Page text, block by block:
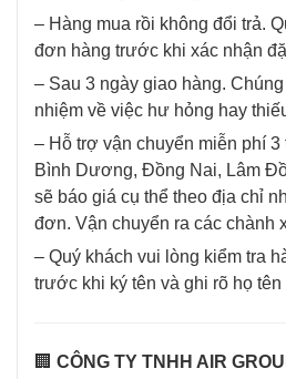
– Hàng mua rồi không đổi trả.
đơn hàng trước khi xác nhận
– Sau 3 ngày giao hàng.
nhiệm về việc hư hỏng hay
– Hỗ trợ vận chuyển miễn phí 3
Bình Dương, Đồng Nai, Lâm
sẽ báo giá cụ thể theo địa chỉ
đơn. Vận chuyển ra các chành
– Quý khách vui lòng kiểm tra
trước khi ký tên và ghi rõ họ
🏢 CÔNG TY TNHH AIR